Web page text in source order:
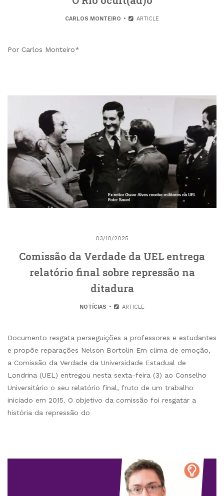
CARLOS MONTEIRO ARTICLE
Por Carlos Monteiro*
03/10/2025
Comissão da Verdade da UEL entrega
relatório final sobre repressão na
ditadura
NOTÍCIAS ARTICLE
Documento resgata perseguições a professores e estudantes
e propõe reparações Nelson Bortolin Em clima de emoção,
a Comissão da Verdade da Universidade Estadual de
Londrina (UEL) entregou nesta sexta-feira (3) ao Conselho
Universitário o seu relatório final, fruto de um trabalho
iniciado em 2015. O objetivo da comissão foi resgatar a
história da repressão do